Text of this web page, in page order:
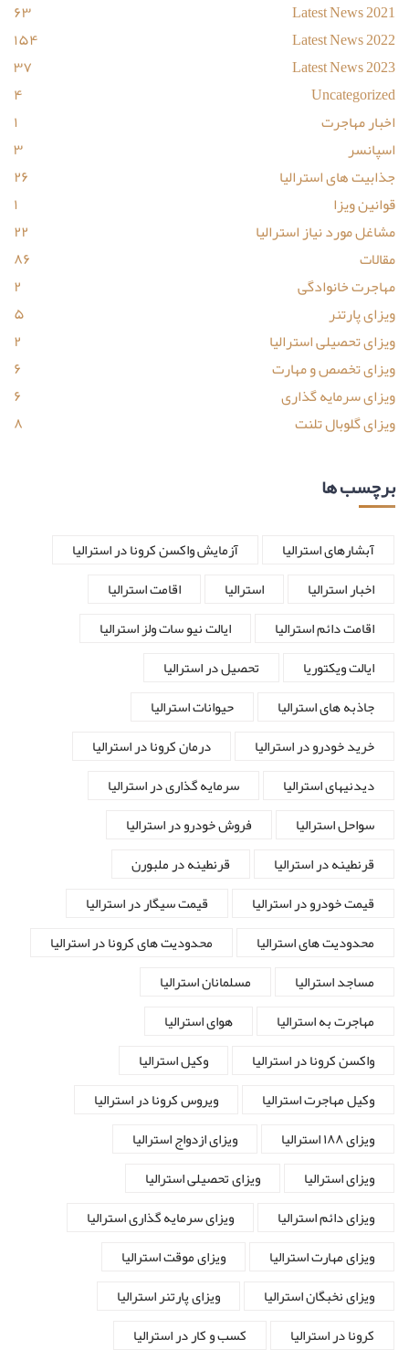
Latest News 2021
۶۳
Latest News 2022
۱۵۴
Latest News 2023
۳۷
Uncategorized
۴
اخبار مهاجرت
۱
اسپانسر
۳
جذابیت های استرالیا
۲۶
قوانین ویزا
۱
مشاغل مورد نیاز استرالیا
۲۲
مقالات
۸۶
مهاجرت خانوادگی
۲
ویزای پارتنر
۵
ویزای تحصیلی استرالیا
۲
ویزای تخصص و مهارت
۶
ویزای سرمایه گذاری
۶
ویزای گلوبال تلنت
۸
برچسب ها
آبشارهای استرالیا
آزمایش واکسن کرونا در استرالیا
اخبار استرالیا
استرالیا
اقامت استرالیا
اقامت دائم استرالیا
ایالت نیو سات ولز استرالیا
ایالت ویکتوریا
تحصیل در استرالیا
جاذبه های استرالیا
حیوانات استرالیا
خرید خودرو در استرالیا
درمان کرونا در استرالیا
دیدنیهای استرالیا
سرمایه گذاری در استرالیا
سواحل استرالیا
فروش خودرو در استرالیا
قرنطینه در استرالیا
قرنطینه در ملبورن
قیمت خودرو در استرالیا
قیمت سیگار در استرالیا
محدودیت های استرالیا
محدودیت های کرونا در استرالیا
مساجد استرالیا
مسلمانان استرالیا
مهاجرت به استرالیا
هوای استرالیا
واکسن کرونا در استرالیا
وکیل استرالیا
وکیل مهاجرت استرالیا
ویروس کرونا در استرالیا
ویزای ۱۸۸ استرالیا
ویزای ازدواج استرالیا
ویزای استرالیا
ویزای تحصیلی استرالیا
ویزای دائم استرالیا
ویزای سرمایه گذاری استرالیا
ویزای مهارت استرالیا
ویزای موقت استرالیا
ویزای نخبگان استرالیا
ویزای پارتنر استرالیا
کرونا در استرالیا
کسب و کار در استرالیا